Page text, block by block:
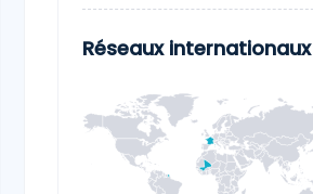
Réseaux internationaux